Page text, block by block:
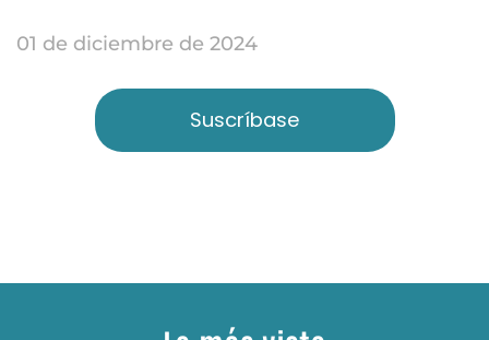
01 de diciembre de 2024
Suscríbase